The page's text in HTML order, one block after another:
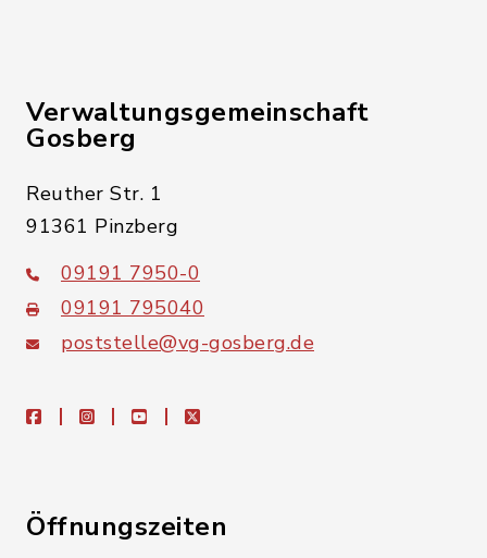
Verwaltungsgemeinschaft
Gosberg
Reuther Str. 1
91361 Pinzberg
09191 7950-0
09191 795040
poststelle@vg-gosberg.de
facebookinstagramyoutubeX
Öffnungszeiten